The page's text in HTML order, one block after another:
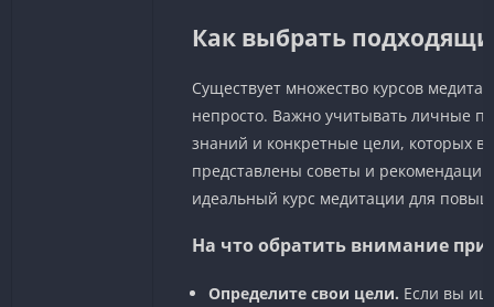
Как выбрать
Существует множество курсов
непросто. Важно учитывать личные
знаний и конкретные цели, которых
представлены советы и
идеальный курс медитации для
На что обратить внимание при
Определите свои цели. Если вы